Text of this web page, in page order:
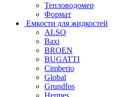
Тепловодомер
Формат
Емкости для жидкостей
ALSO
Baxi
BROEN
BUGATTI
Cimberio
Global
Grundfos
Hermes